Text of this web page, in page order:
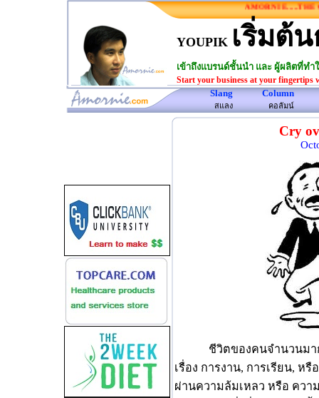
AMORNIE.....THE
YOUPIK เริ่มต้
เข้าถึงแบรนด์ชั้นนำ และ ผู้ผลิตที่ท
Start your business at your fingertips
www.amornie.com> Slang Column
สแลง คอลัมน์
Cry
ชีวิตของคนจำนวนมา
เรื่อง การงาน, การเรียน, ห
ผ่านความล้มเหลว หรือ ควา